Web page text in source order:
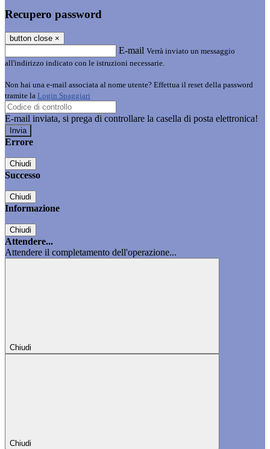
Recupero password
button close ×
E-mail Verrà inviato un messaggio
all'indirizzo indicato con le istruzioni necessarie.
Non hai una e-mail associata al nome utente? Effettua il reset della password
tramite la Login Spaggiari
E-mail inviata, si prega di controllare la casella di posta elettronica!
Errore
Chiudi
Successo
Chiudi
Informazione
Chiudi
Attendere...
Attendere il completamento dell'operazione...
Chiudi
Chiudi